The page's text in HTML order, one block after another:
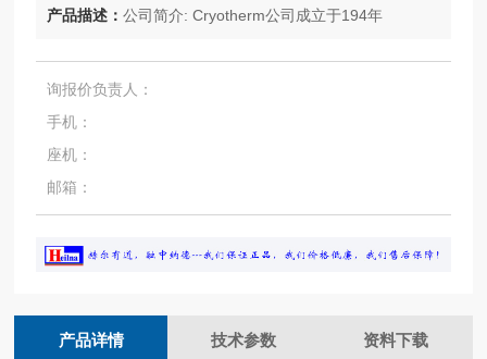
产品描述： 公司简介: Cryotherm公司成立于194年
询报价负责人：
手机：
座机：
邮箱：
产品详情 技术参数 资料下载